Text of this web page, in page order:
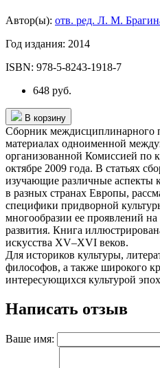
Автор(ы): отв. ред. Л. М.
Год издания: 2014
ISBN: 978-5-8243-1918-7
648 руб.
В корзину
Сборник междисциплинарного
материалах одноименной
организованной Комиссией по
октябре 2009 года. В статьях
изучающие различные аспекты
в разных странах Европы,
специфики придворной
многообразии ее проявлений
развития. Книга
искусства XV–XVI веков.
Для историков культуры,
философов, а также широкого
интересующихся культурой
Написать отзыв
Ваше имя: